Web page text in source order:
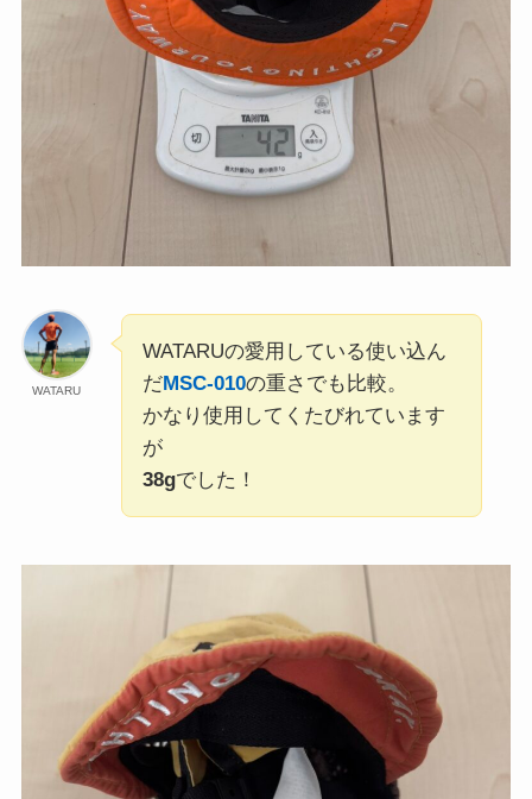
WATARU
WATARUの愛用している使い込ん
だMSC-010の重さでも比較。
かなり使用してくたびれています
が
38gでした！